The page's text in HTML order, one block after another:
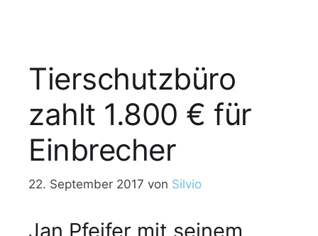
Tierschutzbüro
zahlt 1.800 € für
Einbrecher
22. September 2017 von Silvio
Jan Pfeifer mit seinem